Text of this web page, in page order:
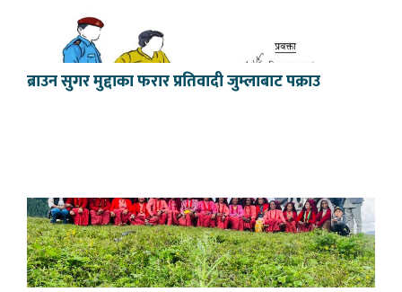
ब्राउन सुगर मुद्दाका फरार प्रतिवादी जुम्लाबाट पक्राउ